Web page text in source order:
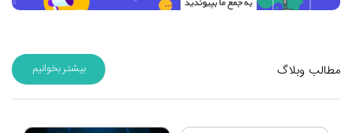
مطالب وبلاگ بیشتر بخوانیم